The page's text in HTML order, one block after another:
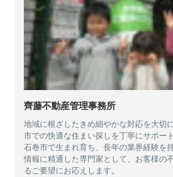
齊藤不動産管理事務所
地域に根ざしたきめ細やかな対応を大切
市での快適な住まい探しを丁寧にサポー
石巻市で生まれ育ち、長年の業界経験を
情報に精通した専門家として、お客様の
るご要望にお応えします。